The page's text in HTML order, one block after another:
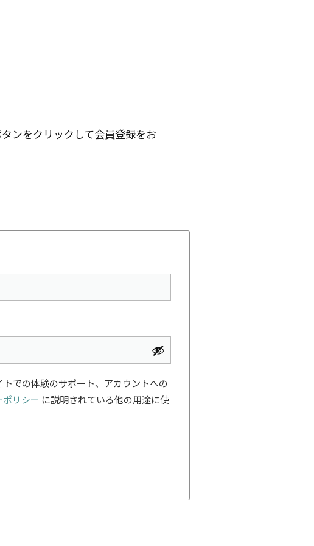
ンをクリックして会員登録をお
での体験のサポート、アカウントへの
リシー に説明されている他の用途に使